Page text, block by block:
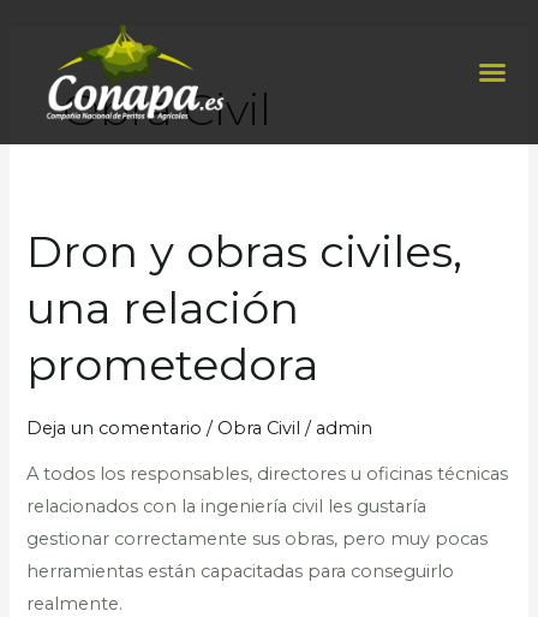
contenido
Obra Civil
Dron y obras civiles,
una relación
prometedora
Deja un comentario / Obra Civil / admin
A todos los responsables, directores u oficinas técnicas
relacionados con la ingeniería civil les gustaría
gestionar correctamente sus obras, pero muy pocas
herramientas están capacitadas para conseguirlo
realmente.
Dron
y
obras
una
prometedora
entradas